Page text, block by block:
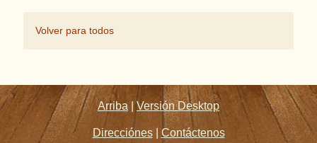
Volver para todos
Arriba |Versión Desktop
Direcciónes| Contáctenos